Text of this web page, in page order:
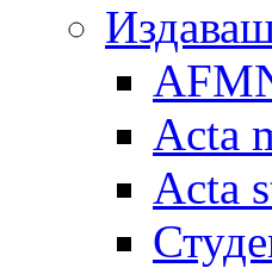
Acta
Acta